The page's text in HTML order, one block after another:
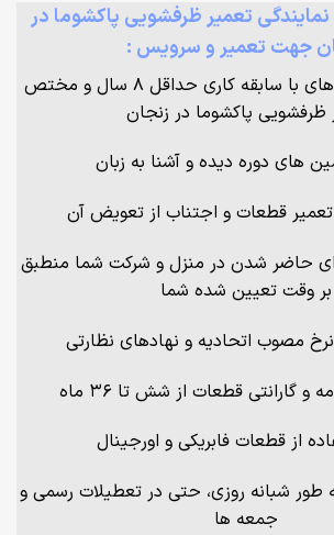
نمایندگی تعمیر ظرفشویی پاکشوما در
جهت تعمیر و سرویس :
1 – دارای تکنسین های با سابقه کاری حداقل ۸ سال و مختص
ظرفشویی پاکشوما در زنجان
حاضر شدن در منزل و شرکت شما منطبق
بر وقت تعیین شده شما
طور شبانه روزی، حتی در تعطیلات رسمی و
جمعه ها